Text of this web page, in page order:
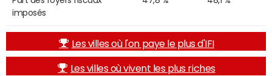
imposés
Les villes où l'on paye le plus d'IFI
Les villes où vivent les plus riches